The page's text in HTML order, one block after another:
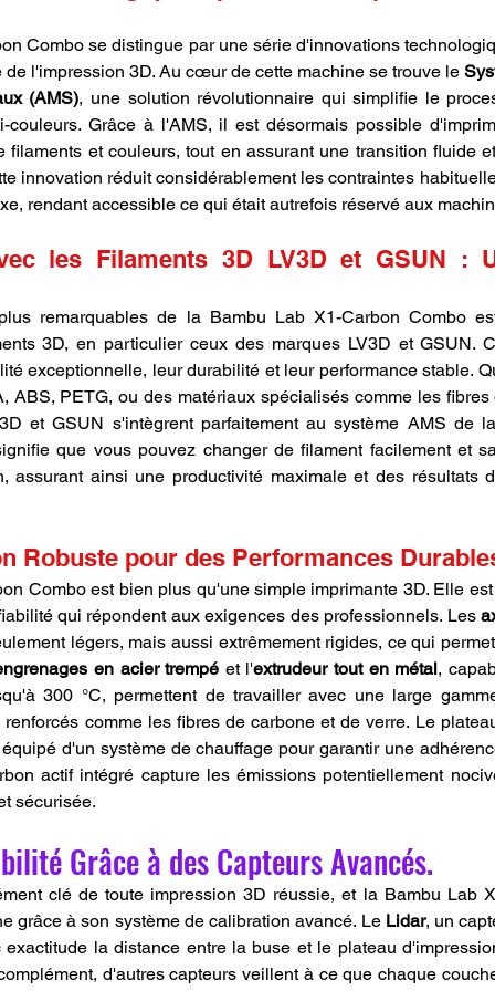
Combo se distingue par une série d'innovations
l'impression 3D. Au cœur de cette machine se trouve le
(AMS), une solution révolutionnaire qui simplifie le
couleurs. Grâce à l'AMS, il est désormais possible
filaments et couleurs, tout en assurant une transition fluide
innovation réduit considérablement les contraintes
rendant accessible ce qui était autrefois réservé aux
les Filaments 3D LV3D et GSUN :
remarquables de la Bambu Lab X1-Carbon Combo
3D, en particulier ceux des marques LV3D et GSUN.
exceptionnelle, leur durabilité et leur performance stable.
ABS, PETG, ou des matériaux spécialisés comme les
et GSUN s'intègrent parfaitement au système AMS de
que vous pouvez changer de filament facilement et
assurant ainsi une productivité maximale et des résultats
Robuste pour des Performances
Combo est bien plus qu'une simple imprimante 3D. Elle
qui répondent aux exigences des professionnels. Les
légers, mais aussi extrêmement rigides, ce qui
en acier trempé et l'extrudeur tout en métal,
300 °C, permettent de travailler avec une large
comme les fibres de carbone et de verre. Le
d'un système de chauffage pour garantir une
actif intégré capture les émissions potentiellement
sécurisée.
Grâce à des Capteurs Avancés.
clé de toute impression 3D réussie, et la Bambu Lab
grâce à son système de calibration avancé. Le Lidar, un
la distance entre la buse et le plateau
d'autres capteurs veillent à ce que chaque